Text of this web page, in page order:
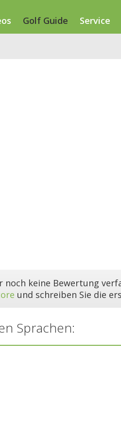
Golf Guide Service
keine Bewertung
und schreiben Sie die
Sprachen: